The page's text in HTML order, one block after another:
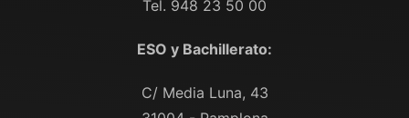
Tel. 948 23 50 00
ESO y Bachillerato:
C/ Media Luna, 43